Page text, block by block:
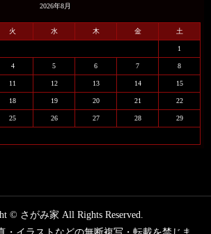
2026年8月
火 水 木 金 土
1
4 5 6 7 8
11 12 13 14 15
18 19 20 21 22
25 26 27 28 29
© さがみ家 All Rights Reserved.